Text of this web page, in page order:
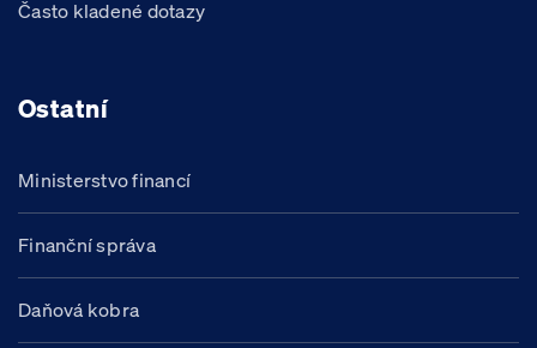
Často kladené dotazy
Ostatní
Ministerstvo financí
Finanční správa
Daňová kobra